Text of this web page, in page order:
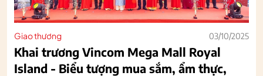
Giao thương 03/10/2025
Khai trương Vincom Mega Mall Royal
Island - Biểu tượng mua sắm, ẩm thực,